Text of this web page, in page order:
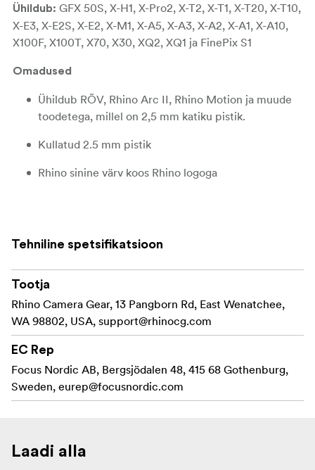
Ühildub: GFX 50S, X-H1, X-Pro2, X-T2, X-T1, X-T20, X-T10,
X-E3, X-E2S, X-E2, X-M1, X-A5, X-A3, X-A2, X-A1, X-A10,
X100F, X100T, X70, X30, XQ2, XQ1 ja FinePix S1
Omadused
Ühildub RÕV, Rhino Arc II, Rhino Motion ja muude
toodetega, millel on 2,5 mm katiku pistik.
Kullatud 2.5 mm pistik
Rhino sinine värv koos Rhino logoga
Tehniline spetsifikatsioon
Tootja
Rhino Camera Gear, 13 Pangborn Rd, East Wenatchee,
WA 98802, USA, support@rhinocg.com
EC Rep
Focus Nordic AB, Bergsjödalen 48, 415 68 Gothenburg,
Sweden, eurep@focusnordic.com
Laadi alla